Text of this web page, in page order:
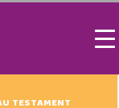
TESTAMENT